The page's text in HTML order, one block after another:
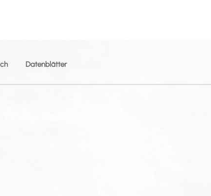
Datenblätter